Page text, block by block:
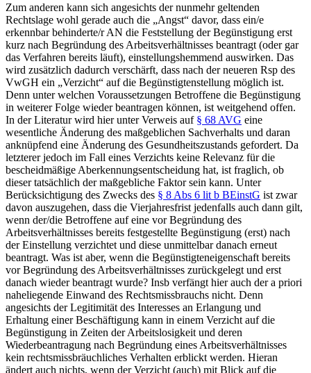
Zum anderen kann sich angesichts der nunmehr geltenden
Rechtslage wohl gerade auch die „Angst“ davor, dass ein/e
erkennbar behinderte/r AN die Feststellung der Begünstigung erst
kurz nach Begründung des Arbeitsverhältnisses beantragt (oder gar
das Verfahren bereits läuft), einstellungshemmend auswirken. Das
wird zusätzlich dadurch verschärft, dass nach der neueren Rsp des
VwGH ein „Verzicht“ auf die Begünstigtenstellung möglich ist.
Denn unter welchen Voraussetzungen Betroffene die Begünstigung
in weiterer Folge wieder beantragen können, ist weitgehend offen.
In der Literatur wird hier unter Verweis auf § 68 AVG eine
wesentliche Änderung des maßgeblichen Sachverhalts und daran
anknüpfend eine Änderung des Gesundheitszustands gefordert. Da
letzterer jedoch im Fall eines Verzichts keine Relevanz für die
bescheidmäßige Aberkennungsentscheidung hat, ist fraglich, ob
dieser tatsächlich der maßgebliche Faktor sein kann. Unter
Berücksichtigung des Zwecks des § 8 Abs 6 lit b BEinstG ist zwar
davon auszugehen, dass die Vierjahresfrist jedenfalls auch dann gilt,
wenn der/die Betroffene auf eine vor Begründung des
Arbeitsverhältnisses bereits festgestellte Begünstigung (erst) nach
der Einstellung verzichtet und diese unmittelbar danach erneut
beantragt. Was ist aber, wenn die Begünstigteneigenschaft bereits
vor Begründung des Arbeitsverhältnisses zurückgelegt und erst
danach wieder beantragt wurde? Insb verfängt hier auch der a priori
naheliegende Einwand des Rechtsmissbrauchs nicht. Denn
angesichts der Legitimität des Interesses an Erlangung und
Erhaltung einer Beschäftigung kann in einem Verzicht auf die
Begünstigung in Zeiten der Arbeitslosigkeit und deren
Wiederbeantragung nach Begründung eines Arbeitsverhältnisses
kein rechtsmissbräuchliches Verhalten erblickt werden. Hieran
ändert auch nichts, wenn der Verzicht (auch) mit Blick auf die